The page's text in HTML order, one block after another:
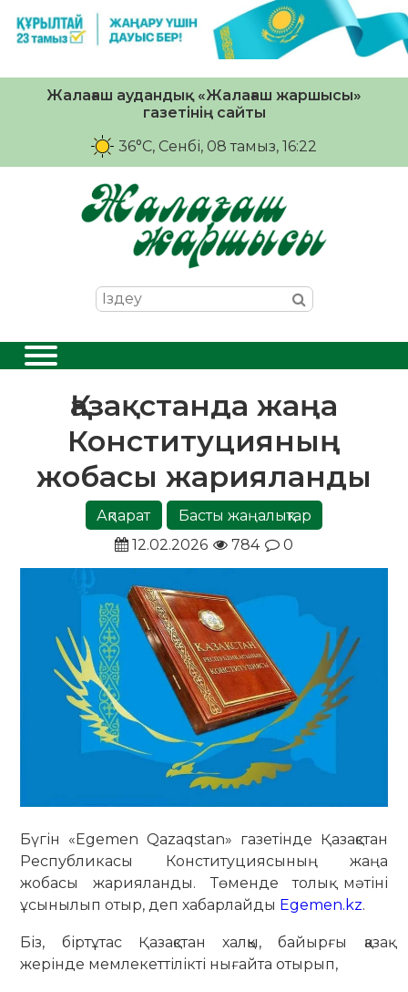
Жалағаш аудандық «Жалағаш жаршысы»
газетінің сайты
36°C, Сенбі, 08 тамыз, 16:22
Қазақстанда жаңа
Конституцияның
жобасы жарияланды
Ақпарат
Басты жаңалықтар
12.02.2026
784 0
Бүгін «Egemen Qazaqstan» газетінде Қазақстан
Республикасы Конституциясының жаңа
жобасы жарияланды. Төменде толық мәтіні
ұсынылып отыр, деп хабарлайды Egemen.kz.
Біз, біртұтас Қазақстан халқы, байырғы қазақ
жерінде мемлекеттілікті нығайта отырып,